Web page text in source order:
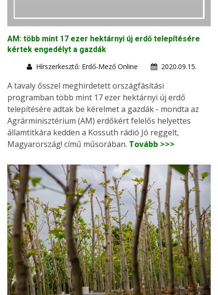
AM: több mint 17 ezer hektárnyi új erdő telepítésére
kértek engedélyt a gazdák
Hírszerkesztő: Erdő-Mező Online
2020.09.15.
A tavaly ősszel meghirdetett országfásítási
programban több mint 17 ezer hektárnyi új erdő
telepítésére adtak be kérelmet a gazdák - mondta az
Agrárminisztérium (AM) erdőkért felelős helyettes
államtitkára kedden a Kossuth rádió Jó reggelt,
Magyarország! című műsorában. Tovább >>>